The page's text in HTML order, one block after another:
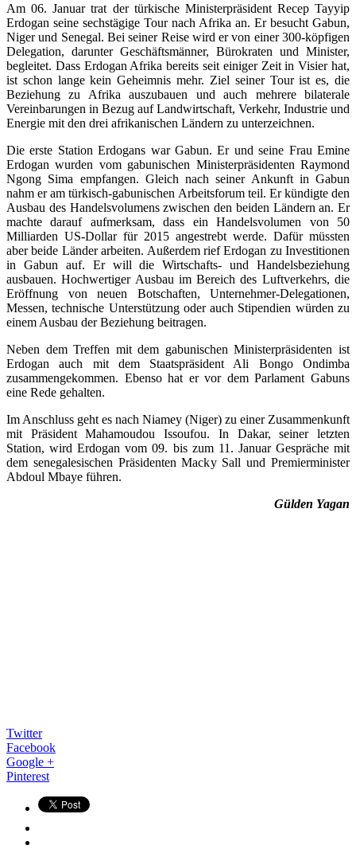
Am 06. Januar trat der türkische Ministerpräsident Recep Tayyip
Erdogan seine sechstägige Tour nach Afrika an. Er besucht Gabun,
Niger und Senegal. Bei seiner Reise wird er von einer 300-köpfigen
Delegation, darunter Geschäftsmänner, Bürokraten und Minister,
begleitet. Dass Erdogan Afrika bereits seit einiger Zeit in Visier hat,
ist schon lange kein Geheimnis mehr. Ziel seiner Tour ist es, die
Beziehung zu Afrika auszubauen und auch mehrere bilaterale
Vereinbarungen in Bezug auf Landwirtschaft, Verkehr, Industrie und
Energie mit den drei afrikanischen Ländern zu unterzeichnen.
Die erste Station Erdogans war Gabun. Er und seine Frau Emine
Erdogan wurden vom gabunischen Ministerpräsidenten Raymond
Ngong Sima empfangen. Gleich nach seiner Ankunft in Gabun
nahm er am türkisch-gabunischen Arbeitsforum teil. Er kündigte den
Ausbau des Handelsvolumens zwischen den beiden Ländern an. Er
machte darauf aufmerksam, dass ein Handelsvolumen von 50
Milliarden US-Dollar für 2015 angestrebt werde. Dafür müssten
aber beide Länder arbeiten. Außerdem rief Erdogan zu Investitionen
in Gabun auf. Er will die Wirtschafts- und Handelsbeziehung
ausbauen. Hochwertiger Ausbau im Bereich des Luftverkehrs, die
Eröffnung von neuen Botschaften, Unternehmer-Delegationen,
Messen, technische Unterstützung oder auch Stipendien würden zu
einem Ausbau der Beziehung beitragen.
Neben dem Treffen mit dem gabunischen Ministerpräsidenten ist
Erdogan auch mit dem Staatspräsident Ali Bongo Ondimba
zusammengekommen. Ebenso hat er vor dem Parlament Gabuns
eine Rede gehalten.
Im Anschluss geht es nach Niamey (Niger) zu einer Zusammenkunft
mit Präsident Mahamoudou Issoufou. In Dakar, seiner letzten
Station, wird Erdogan vom 09. bis zum 11. Januar Gespräche mit
dem senegalesischen Präsidenten Macky Sall und Premierminister
Abdoul Mbaye führen.
Gülden Yagan
Twitter
Facebook
Google +
Pinterest